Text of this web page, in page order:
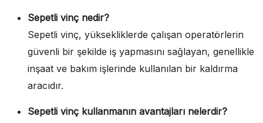
Sepetli vinç nedir?
Sepetli vinç, yüksekliklerde çalışan operatörlerin
güvenli bir şekilde iş yapmasını sağlayan, genellikle
inşaat ve bakım işlerinde kullanılan bir kaldırma
aracıdır.
Sepetli vinç kullanmanın avantajları nelerdir?